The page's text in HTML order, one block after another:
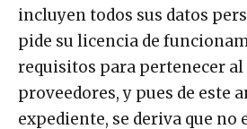
incluyen todos sus datos
pide su licencia de
requisitos para pertenecer al
proveedores, y pues de este
expediente, se deriva que no